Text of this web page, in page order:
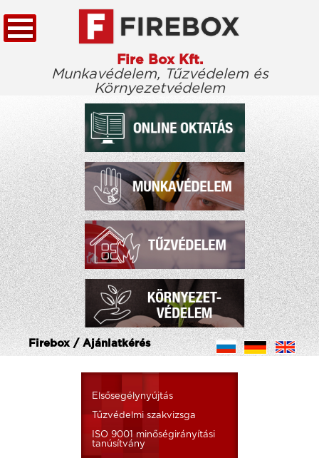
Fire Box Kft.
Munkavédelem, Tűzvédelem és
Környezetvédelem
KEZDŐLAP
TÖRVÉNYTÁR
CÉGÜNKRŐL
KIEMELT ÜGYFELEINK
ELÉRHETŐSÉG
Firebox / Ajánlatkérés
Elsősegélynyújtás
Tűzvédelmi szakvizsga
ISO 9001 minőségirányítási
tanúsítvány